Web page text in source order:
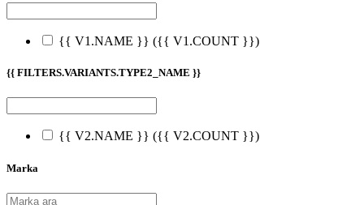
{{ V1.NAME }} ({{ V1.COUNT }})
{{ FILTERS.VARIANTS.TYPE2_NAME }}
{{ V2.NAME }} ({{ V2.COUNT }})
Marka